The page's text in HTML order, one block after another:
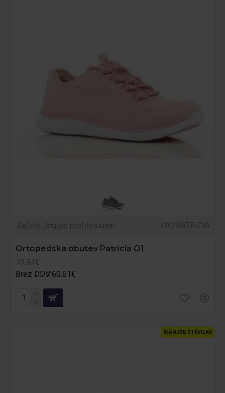
Safety Jogger professional OXYPATRICIA
Ortopedska obutev Patricia O1
73.94€
Brez DDV:60.61€
MANJŠE ŠTEVILKE